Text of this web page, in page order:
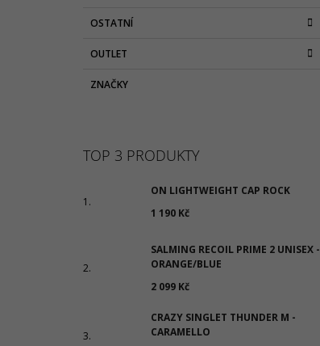
OSTATNÍ
OUTLET
ZNAČKY
TOP 3 PRODUKTY
ON LIGHTWEIGHT CAP ROCK
1 190 Kč
SALMING RECOIL PRIME 2 UNISEX -
ORANGE/BLUE
2 099 Kč
CRAZY SINGLET THUNDER M -
CARAMELLO